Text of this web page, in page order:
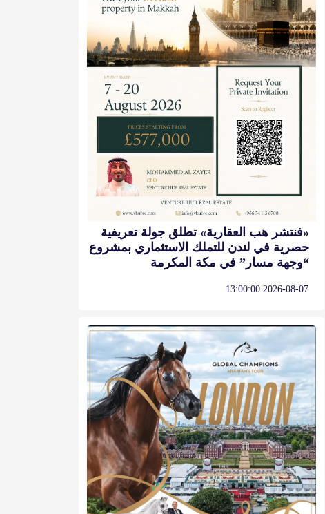
«فنتشر هب العقارية» تطلق جولة تعريفية
حصرية في لندن للتملك الاستثماري بمشروع
“وجهة مسار” في مكة المكرمة
2026-08-07 13:00:00